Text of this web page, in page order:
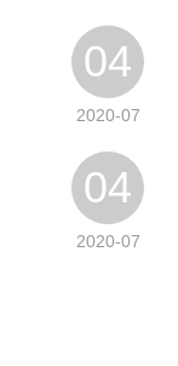
04
2020-07
04
2020-07